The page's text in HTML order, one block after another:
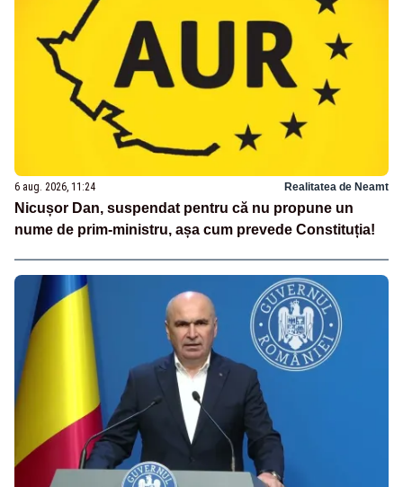
6 aug. 2026, 11:24 Realitatea de Neamt
Nicușor Dan, suspendat pentru că nu propune un
nume de prim-ministru, așa cum prevede Constituția!